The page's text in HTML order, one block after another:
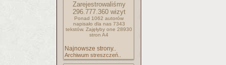
Zarejestrowaliśmy
296.777.360wizyt
Ponad 1062 autorów
napisało dla nas 7343
tekstów. Zajęłyby one 28930
stron A4
Najnowsze strony..
Archiwum streszczeń..